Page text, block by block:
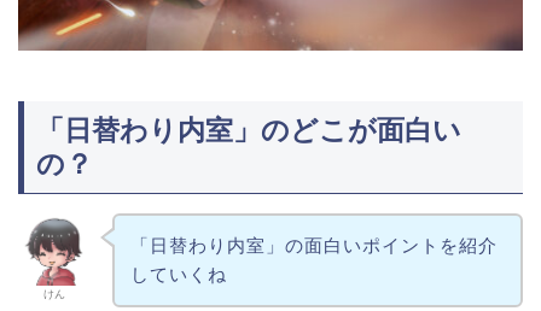
「日替わり内室」のどこが面白い
の？
けん
「日替わり内室」の面白いポイントを紹介
していくね